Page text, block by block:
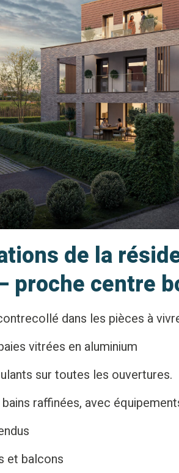
de la
proche centre
dans les pièces à
vitrées en aluminium
sur toutes les ouvertures.
raffinées, avec
et balcons